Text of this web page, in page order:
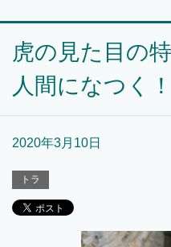
虎の見た目の
人間になつく
2020年3月10日
トラ